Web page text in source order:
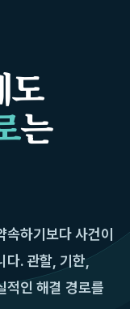
도
는
속하기보다 사건이
다. 관할, 기한,
적인 해결 경로를